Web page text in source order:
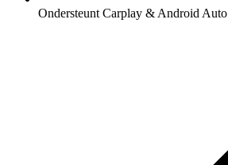
Ondersteunt Carplay & Android Auto